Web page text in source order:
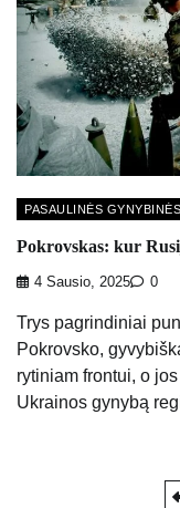
PASAULINĖS
Pokrovskas: kur
4 Sausio, 2025 0
Trys pagrindiniai
Pokrovsko,
rytiniam frontui, o
Ukrainos gynybą